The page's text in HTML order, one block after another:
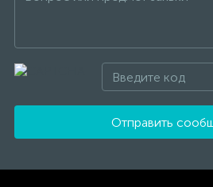
Отправить